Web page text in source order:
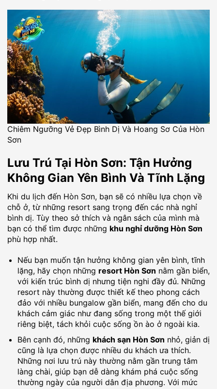
Chiêm Ngưỡng Vẻ Đẹp Bình Dị Và Hoang Sơ Của Hòn
Sơn
Lưu Trú Tại Hòn Sơn: Tận Hưởng
Không Gian Yên Bình Và Tĩnh Lặng
Khi du lịch đến Hòn Sơn, bạn sẽ có nhiều lựa chọn về
chỗ ở, từ những resort sang trọng đến các nhà nghỉ
bình dị. Tùy theo sở thích và ngân sách của mình mà
bạn có thể tìm được những khu nghỉ dưỡng Hòn Sơn
phù hợp nhất.
Nếu bạn muốn tận hưởng không gian yên bình, tĩnh
lặng, hãy chọn những resort Hòn Sơn nằm gần biển,
với kiến trúc bình dị nhưng tiện nghi đầy đủ. Những
resort này thường được thiết kế theo phong cách
đảo với nhiều bungalow gần biển, mang đến cho du
khách cảm giác như đang sống trong một thế giới
riêng biệt, tách khỏi cuộc sống ồn ào ở ngoài kia.
Bên cạnh đó, những khách sạn Hòn Sơn nhỏ, giản dị
cũng là lựa chọn được nhiều du khách ưa thích.
Những nơi lưu trú này thường nằm gần trung tâm
làng chài, giúp bạn dễ dàng khám phá cuộc sống
thường ngày của người dân địa phương. Với mức